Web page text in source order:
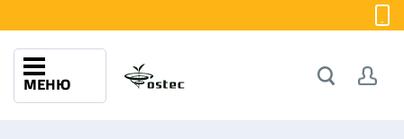
МЕНЮ